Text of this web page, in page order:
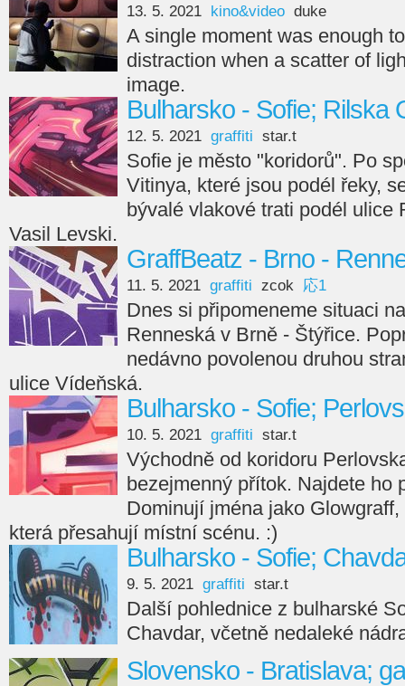
13. 5. 2021 kino&video duke
A single moment was enough
distraction when a scatter of
image.
Bulharsko - Sofie; Rilska
12. 5. 2021 graffiti star.t
Sofie je město "koridorů". Po
Vitinya, které jsou podél řeky,
bývalé vlakové trati podél ulice
Vasil Levski.
GraffBeatz - Brno -
11. 5. 2021 graffiti zcok 応1
Dnes si připomeneme situaci
Renneská v Brně - Štýřice.
nedávno povolenou druhou
ulice Vídeňská.
Bulharsko - Sofie;
10. 5. 2021 graffiti star.t
Východně od koridoru
bezejmenný přítok. Najdete ho
Dominují jména jako
která přesahují místní scénu. :)
Bulharsko - Sofie;
9. 5. 2021 graffiti star.t
Další pohlednice z bulharské
Chavdar, včetně nedaleké
Slovensko - Bratislava;